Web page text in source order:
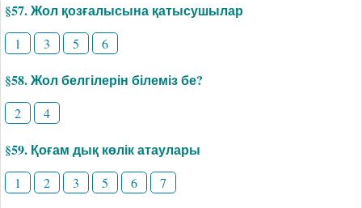
§57. Жол қозғалысына қатысушылар
1 3 5 6
§58. Жол белгілерін білеміз бе?
2 4
§59. Қоғам дық көлік атаулары
1 2 3 5 6 7